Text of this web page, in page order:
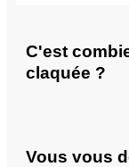
C'est
claquée ?
Vous vous